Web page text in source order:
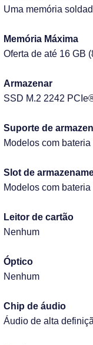
Uma memória
Memória Máxima
Oferta de até 16 GB
Armazenar
SSD M.2 2242
Suporte de
Modelos com
Slot de
Modelos com
Leitor de cartão
Nenhum
Óptico
Nenhum
Chip de áudio
Áudio de alta